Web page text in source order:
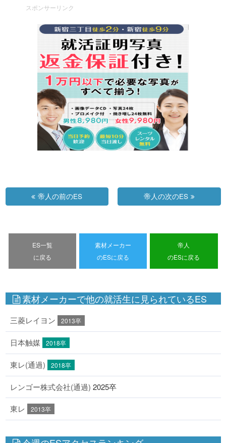
スポンサーリンク
帝人の前のES 帝人の次のES
ES一覧
に戻る
素材メーカー
のESに戻る
帝人
のESに戻る
素材メーカーで他の就活生に見られているES
三菱レイヨン 2013卒
日本触媒 2018卒
東レ(通過) 2018卒
レンゴー株式会社(通過) 2025卒
東レ 2013卒